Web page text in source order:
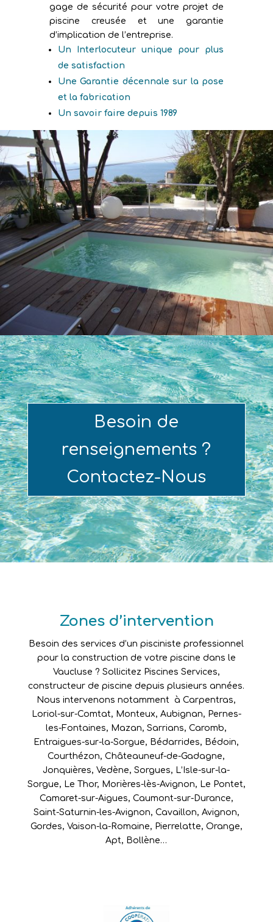
gage de sécurité pour votre projet de
piscine creusée et une garantie
d’implication de l’entreprise.
Un Interlocuteur unique pour plus
de satisfaction
Une Garantie décennale sur la pose
et la fabrication
Un savoir faire depuis 1989
Besoin de
renseignements ?
Contactez-Nous
Zones d’intervention
Besoin des services d’un pisciniste professionnel
pour la construction de votre piscine dans le
Vaucluse ? Sollicitez Piscines Services,
constructeur de piscine depuis plusieurs années.
Nous intervenons notamment àCarpentras,
Loriol-sur-Comtat, Monteux, Aubignan, Pernes-
les-Fontaines, Mazan,Sarrians,Caromb,
Entraigues-sur-la-Sorgue, Bédarrides, Bédoin,
Courthézon,Châteauneuf-de-Gadagne,
Jonquières,Vedène,Sorgues, L’Isle-sur-la-
Sorgue, Le Thor, Morières-lès-Avignon, Le Pontet,
Camaret-sur-Aigues, Caumont-sur-Durance,
Saint-Saturnin-les-Avignon, Cavaillon, Avignon,
Gordes, Vaison-la-Romaine, Pierrelatte, Orange,
Apt, Bollène…